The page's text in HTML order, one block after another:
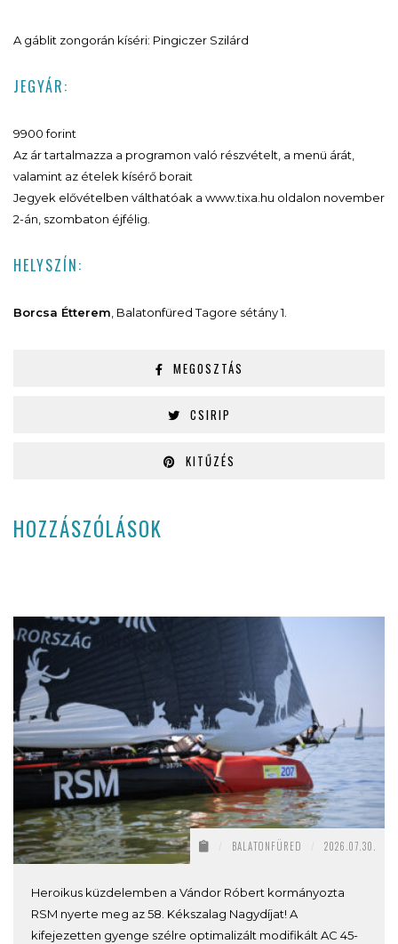
A gáblit zongorán kíséri: Pingiczer Szilárd
JEGYÁR:
9900 forint
Az ár tartalmazza a programon való részvételt, a menü árát,
valamint az ételek kísérő borait
Jegyek elővételben válthatóak a www.tixa.hu oldalon november
2-án, szombaton éjfélig.
HELYSZÍN:
Borcsa Étterem , Balatonfüred Tagore sétány 1.
MEGOSZTÁS
CSIRIP
KITŰZÉS
HOZZÁSZÓLÁSOK
BALATONFÜRED 2026.07.30.
Heroikus küzdelemben a Vándor Róbert kormányozta
RSM nyerte meg az 58. Kékszalag Nagydíjat! A
kifejezetten gyenge szélre optimalizált modifikált AC 45-